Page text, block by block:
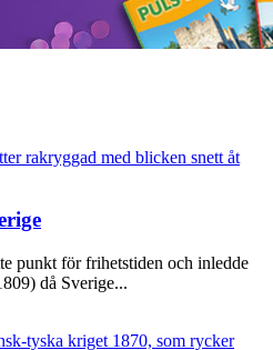
punkt för frihetstiden och inledde
då Sverige...